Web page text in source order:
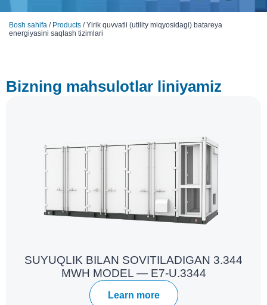
Bosh sahifa / Products / Yirik quvvatli (utility miqyosidagi) batareya
energiyasini saqlash tizimlari
Bizning mahsulotlar liniyamiz
SUYUQLIK BILAN SOVITILADIGAN 3.344
MWH MODEL — E7-U.3344
Learn more